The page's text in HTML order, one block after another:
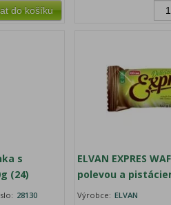
do košíku
s
(24)
28130
ELVAN EXPRES
polevou a
Výrobce: ELVAN